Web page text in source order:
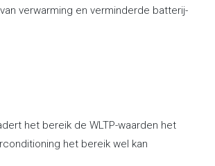
verwarming en verminderde batterij-
het bereik de WLTP-waarden het
het bereik wel kan